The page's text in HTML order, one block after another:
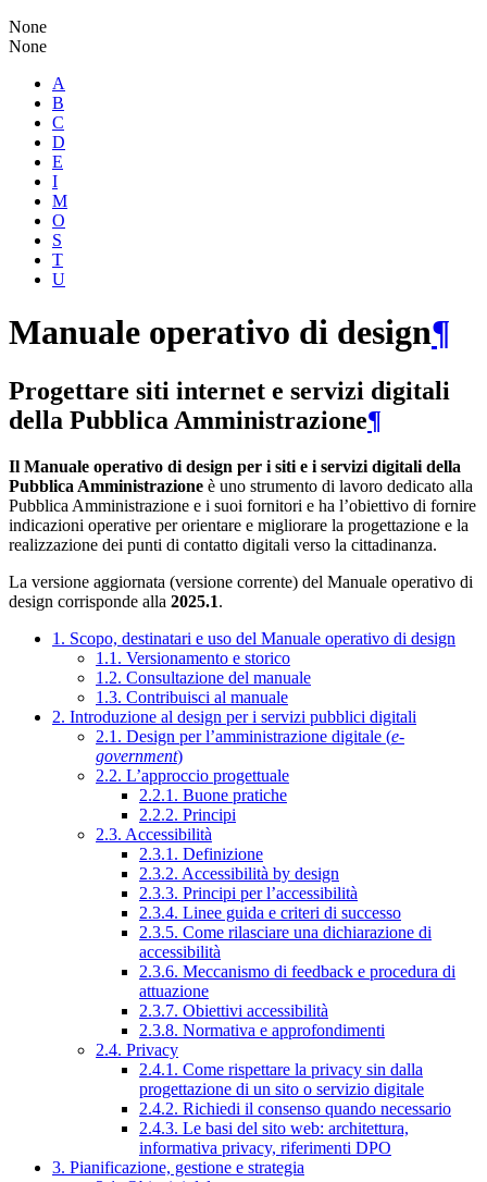
None
None
A
B
C
D
E
I
M
O
S
T
U
Manuale operativo di design¶
Progettare siti internet e servizi digitali
della Pubblica Amministrazione¶
Il Manuale operativo di design per i siti e i servizi digitali della
Pubblica Amministrazione è uno strumento di lavoro dedicato alla
Pubblica Amministrazione e i suoi fornitori e ha l’obiettivo di fornire
indicazioni operative per orientare e migliorare la progettazione e la
realizzazione dei punti di contatto digitali verso la cittadinanza.
La versione aggiornata (versione corrente) del Manuale operativo di
design corrisponde alla 2025.1.
1. Scopo, destinatari e uso del Manuale operativo di design
1.1. Versionamento e storico
1.2. Consultazione del manuale
1.3. Contribuisci al manuale
2. Introduzione al design per i servizi pubblici digitali
2.1. Design per l’amministrazione digitale (e-
government)
2.2. L’approccio progettuale
2.2.1. Buone pratiche
2.2.2. Principi
2.3. Accessibilità
2.3.1. Definizione
2.3.2. Accessibilità by design
2.3.3. Principi per l’accessibilità
2.3.4. Linee guida e criteri di successo
2.3.5. Come rilasciare una dichiarazione di
accessibilità
2.3.6. Meccanismo di feedback e procedura di
attuazione
2.3.7. Obiettivi accessibilità
2.3.8. Normativa e approfondimenti
2.4. Privacy
2.4.1. Come rispettare la privacy sin dalla
progettazione di un sito o servizio digitale
2.4.2. Richiedi il consenso quando necessario
2.4.3. Le basi del sito web: architettura,
informativa privacy, riferimenti DPO
3. Pianificazione, gestione e strategia